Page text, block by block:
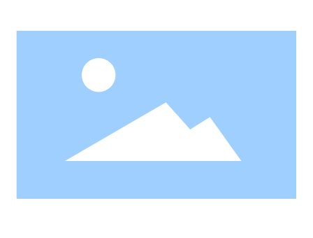
了解更多